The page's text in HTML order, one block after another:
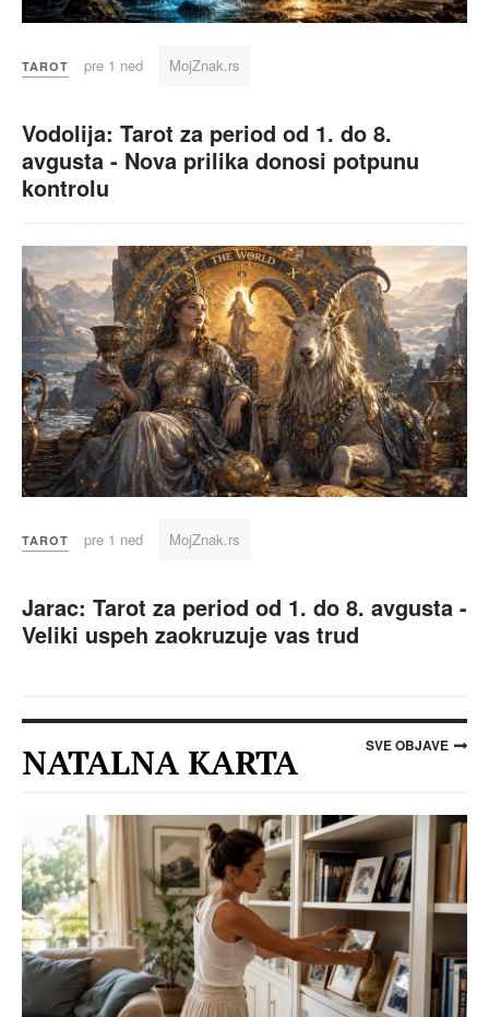
TAROT pre 1 ned MojZnak.rs
Vodolija: Tarot za period od 1. do 8.
avgusta - Nova prilika donosi potpunu
kontrolu
TAROT pre 1 ned MojZnak.rs
Jarac: Tarot za period od 1. do 8. avgusta -
Veliki uspeh zaokruzuje vas trud
NATALNA KARTA SVE OBJAVE